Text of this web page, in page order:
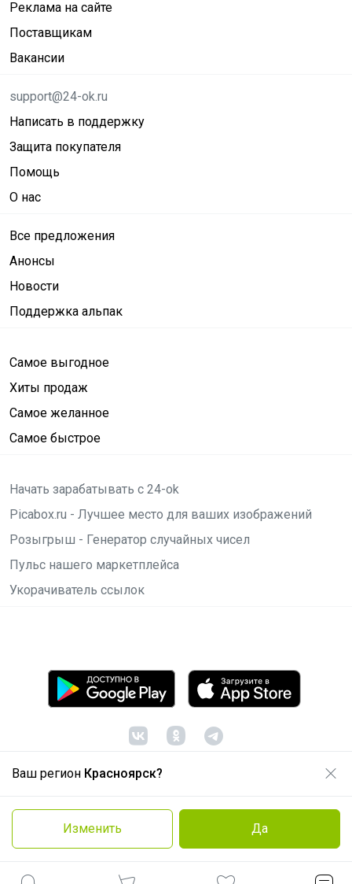
Ваш регион Красноярск?
Изменить Да
Реклама на сайте
Поставщикам
Вакансии
support@24-ok.ru
Написать в поддержку
Защита покупателя
Помощь
О нас
Все предложения
Анонсы
Новости
Поддержка альпак
Самое выгодное
Хиты продаж
Самое желанное
Самое быстрое
Начать зарабатывать с 24-ok
Picabox.ru - Лучшее место для ваших изображений
Розыгрыш - Генератор случайных чисел
Пульс нашего маркетплейса
Укорачиватель ссылок
© ООО "Лявита", ОГРН 1122468054070, 2012 -2026
Политика конфиденциальности
Cоглашение пользователя